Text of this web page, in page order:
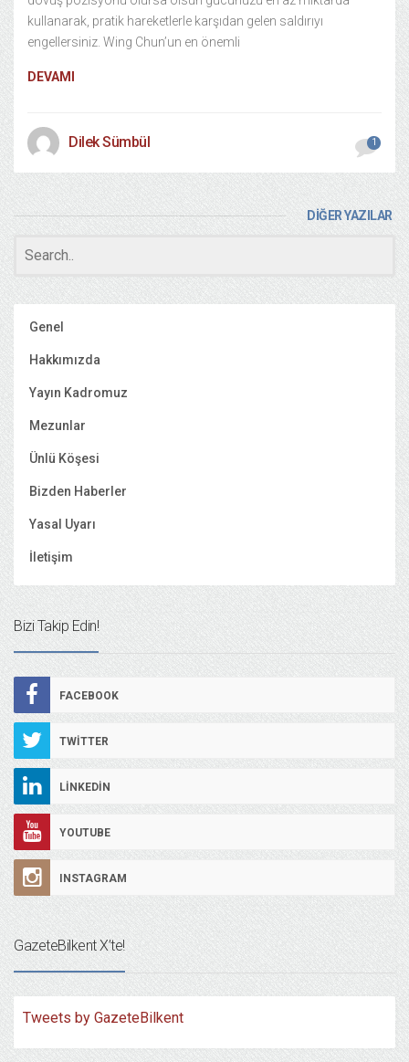
kullanarak, pratik hareketlerle karşıdan gelen saldırıyı
engellersiniz. Wing Chun’un en önemli
DEVAMI
Dilek Sümbül 1
DİĞER YAZILAR
Genel
Hakkımızda
Yayın Kadromuz
Mezunlar
Ünlü Köşesi
Bizden Haberler
Yasal Uyarı
İletişim
Bizi Takip Edin!
FACEBOOK
TWITTER
LINKEDIN
YOUTUBE
INSTAGRAM
GazeteBilkent X’te!
Tweets by GazeteBilkent